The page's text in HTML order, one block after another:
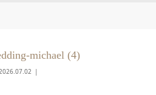
michael (4)
2026.07.02